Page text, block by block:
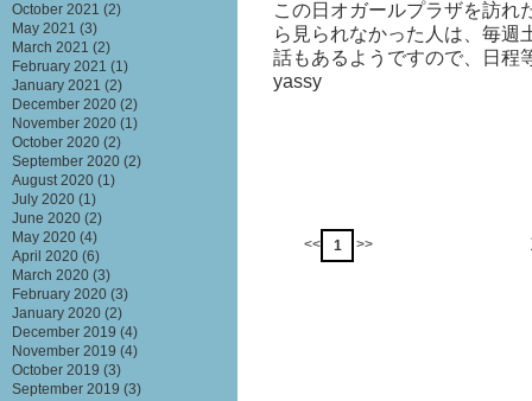
この日オガールプラザを訪れ
ら見られなかった人は、毎週
話もあるようですので、日
yassy
<< 1 >>
October 2021 (2)
May 2021 (3)
March 2021 (2)
February 2021 (1)
January 2021 (2)
December 2020 (2)
November 2020 (1)
October 2020 (2)
September 2020 (2)
August 2020 (1)
July 2020 (1)
June 2020 (2)
May 2020 (4)
April 2020 (6)
March 2020 (3)
February 2020 (3)
January 2020 (2)
December 2019 (4)
November 2019 (4)
October 2019 (3)
September 2019 (3)